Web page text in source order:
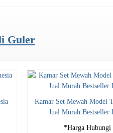
Guler
Kamar Set Mewah Model
Jual Murah Bestseller
*Harga Hubungi